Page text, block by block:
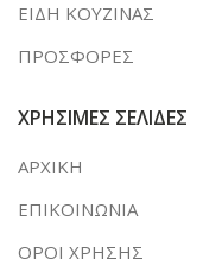
ΕΙΔΗ ΚΟΥΖΙΝΑΣ
ΠΡΟΣΦΟΡΕΣ
ΧΡΗΣΙΜΕΣ ΣΕΛΙΔΕΣ
ΑΡΧΙΚΗ
ΕΠΙΚΟΙΝΩΝΙΑ
ΟΡΟΙ ΧΡΗΣΗΣ